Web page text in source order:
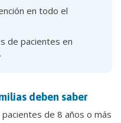
en todo el
de pacientes en
deben saber
de 8 años o más